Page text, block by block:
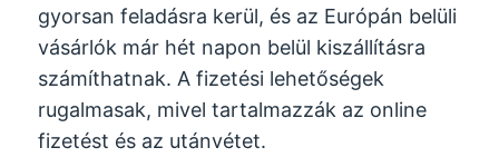
gyorsan feladásra kerül, és az Európán belüli
vásárlók már hét napon belül kiszállításra
számíthatnak. A fizetési lehetőségek
rugalmasak, mivel tartalmazzák az online
fizetést és az utánvétet.